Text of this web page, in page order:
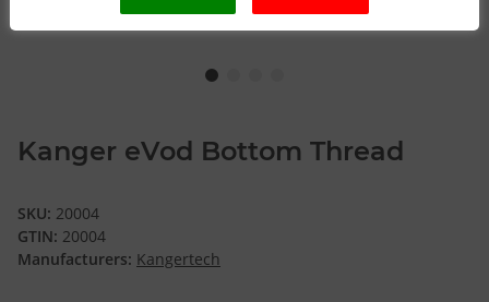
Kanger eVod Bottom Thread
SKU: 20004
GTIN: 20004
Manufacturers: Kangertech